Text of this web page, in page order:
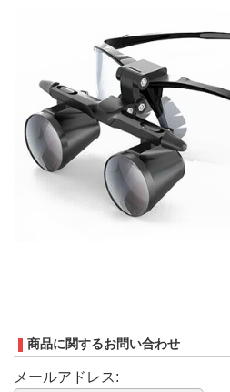
商品に関するお問い合わせ
メールアドレス: